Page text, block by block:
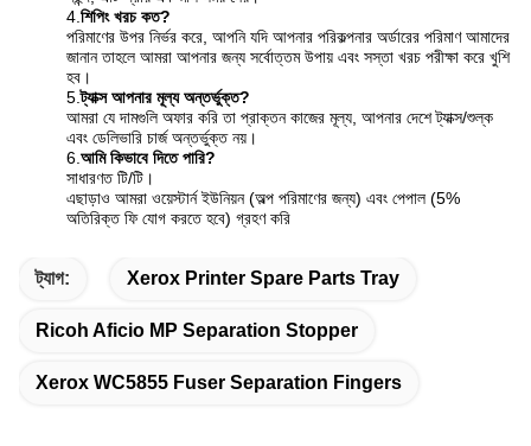
4. শিপিং খরচ কত?
পরিমাণের উপর নির্ভর করে, আপনি যদি আপনার পরিকল্পনার অর্ডারের পরিমাণ আমাদের
জানান তাহলে আমরা আপনার জন্য সর্বোত্তম উপায় এবং সস্তা খরচ পরীক্ষা করে খুশি
হব।
5.ট্যাক্স আপনার মূল্য অন্তর্ভুক্ত?
আমরা যে দামগুলি অফার করি তা প্রাক্তন কাজের মূল্য, আপনার দেশে ট্যাক্স/শুল্ক
এবং ডেলিভারি চার্জ অন্তর্ভুক্ত নয়।
6. আমি কিভাবে দিতে পারি?
সাধারণত টি/টি।
এছাড়াও আমরা ওয়েস্টার্ন ইউনিয়ন (অল্প পরিমাণের জন্য) এবং পেপাল (5%
অতিরিক্ত ফি যোগ করতে হবে) গ্রহণ করি
ট্যাগ: Xerox Printer Spare Parts Tray
Ricoh Aficio MP Separation Stopper
Xerox WC5855 Fuser Separation Fingers